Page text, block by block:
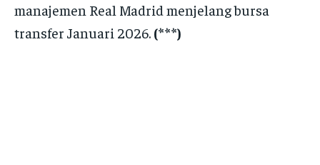
manajemen Real Madrid menjelang bursa
transfer Januari 2026. (***)